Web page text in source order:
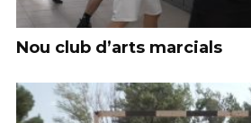
Nou club d’arts marcials